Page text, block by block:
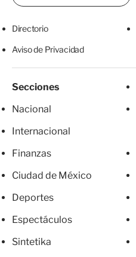
Directorio
Aviso de Privacidad
Secciones
Nacional
Internacional
Finanzas
Ciudad de México
Deportes
Espectáculos
Sintetika